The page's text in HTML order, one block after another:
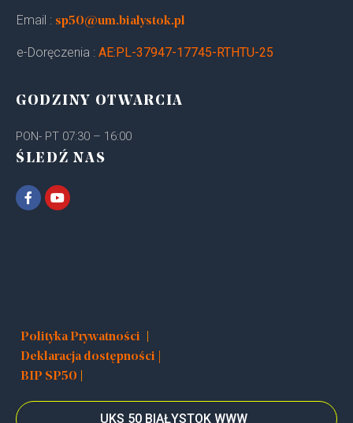
Email : sp50@um.bialystok.pl
e-Doręczenia : AE:PL-37947-17745-RTHTU-25
GODZINY OTWARCIA
PON- PT 07:30 – 16:00
ŚLEDŹ NAS
Polityka Prywatności |
Deklaracja dostępności |
BIP SP50 |
UKS 50 BIAŁYSTOK WWW